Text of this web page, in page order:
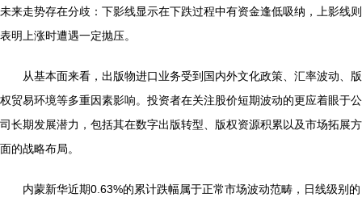
未来走势存在分歧：下影线显示在下跌过程中有资金逢低吸纳，上影线则
表明上涨时遭遇一定抛压。
从基本面来看，出版物进口业务受到国内外文化政策、汇率波动、版
权贸易环境等多重因素影响。投资者在关注股价短期波动的更应着眼于公
司长期发展潜力，包括其在数字出版转型、版权资源积累以及市场拓展方
面的战略布局。
内蒙新华近期0.63%的累计跌幅属于正常市场波动范畴，日线级别的